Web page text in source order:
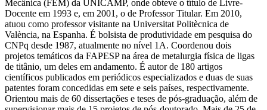
Mecânica (FEM) da UNICAMP, onde obteve o título de Livre-
Docente em 1993 e, em 2001, o de Professor Titular. Em 2010,
atuou como professor visitante na Universitat Politècnica de
València, na Espanha. É bolsista de produtividade em pesquisa do
CNPq desde 1987, atualmente no nível 1A. Coordenou dois
projetos temáticos da FAPESP na área de metalurgia física de ligas
de titânio, um deles em andamento. É autor de 180 artigos
científicos publicados em periódicos especializados e duas de suas
patentes foram concedidas em sete e seis países, respectivamente.
Orientou mais de 60 dissertações e teses de pós-graduação, além de